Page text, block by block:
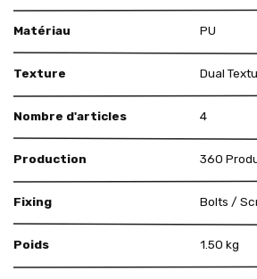
Matériau PU
Texture Dual
Nombre d'articles 4
Production 360
Fixing Bolts /
Poids 1.50 kg